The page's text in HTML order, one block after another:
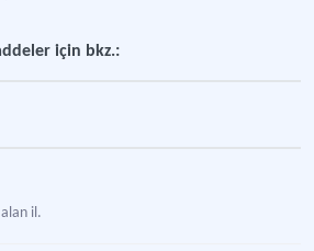
için bkz.:
alan il.